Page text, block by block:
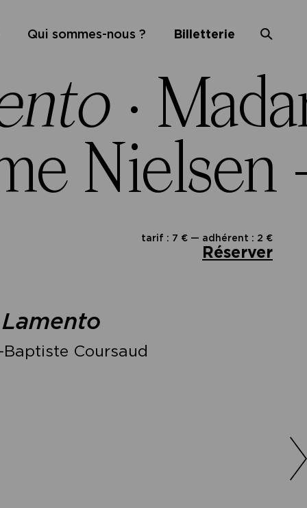
Qui sommes-nous ? Billetterie
·
Nielsen
tarif : 7 € — adhérent : 2 €
Réserver
Lamento
Coursaud